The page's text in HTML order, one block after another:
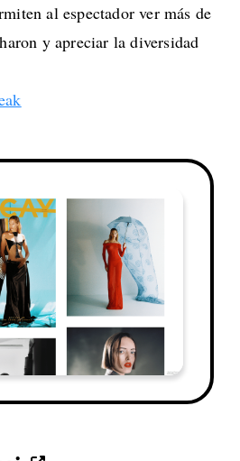
al espectador ver más de
y apreciar la diversidad